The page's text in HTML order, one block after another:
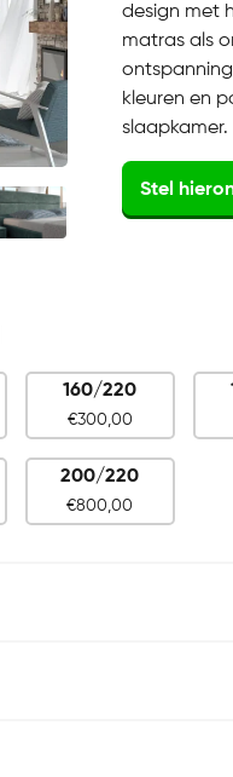
design met
matras als
kleuren en
slaapkamer.
Stel
160/220
€300,00
200/220
€800,00